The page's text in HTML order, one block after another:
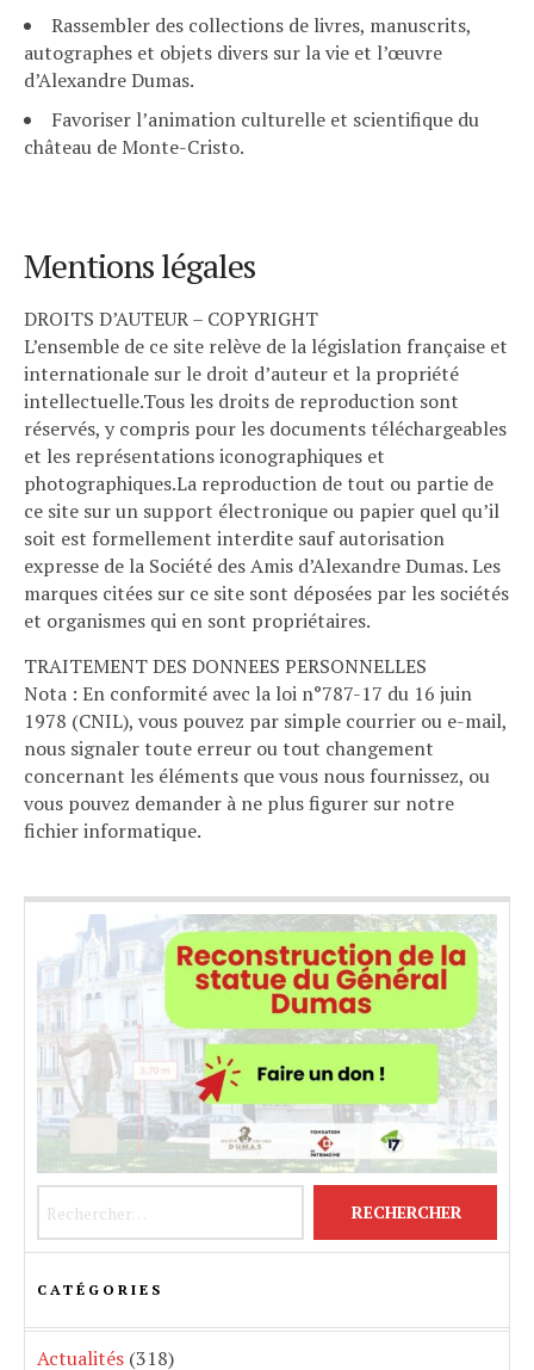
Rassembler des collections de livres, manuscrits,
autographes et objets divers sur la vie et l’œuvre
d’Alexandre Dumas.
Favoriser l’animation culturelle et scientifique du
château de Monte-Cristo.
Mentions légales
DROITS D’AUTEUR – COPYRIGHT
L’ensemble de ce site relève de la législation française et
internationale sur le droit d’auteur et la propriété
intellectuelle.Tous les droits de reproduction sont
réservés, y compris pour les documents téléchargeables
et les représentations iconographiques et
photographiques.La reproduction de tout ou partie de
ce site sur un support électronique ou papier quel qu’il
soit est formellement interdite sauf autorisation
expresse de la Société des Amis d’Alexandre Dumas. Les
marques citées sur ce site sont déposées par les sociétés
et organismes qui en sont propriétaires.
TRAITEMENT DES DONNEES PERSONNELLES
Nota : En conformité avec la loi n°787-17 du 16 juin
1978 (CNIL), vous pouvez par simple courrier ou e-mail,
nous signaler toute erreur ou tout changement
concernant les éléments que vous nous fournissez, ou
vous pouvez demander à ne plus figurer sur notre
fichier informatique.
CATÉGORIES
Actualités (318)